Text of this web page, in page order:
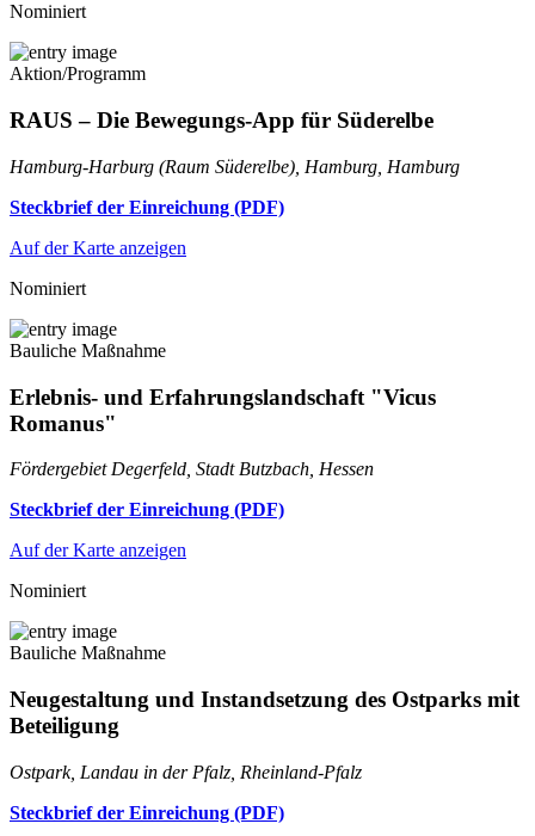
Nominiert
Aktion/Programm
RAUS – Die Bewegungs-App für Süderelbe
Hamburg-Harburg (Raum Süderelbe), Hamburg, Hamburg
Steckbrief der Einreichung (PDF)
Auf der Karte anzeigen
Nominiert
Bauliche Maßnahme
Erlebnis- und Erfahrungslandschaft "Vicus
Romanus"
Fördergebiet Degerfeld, Stadt Butzbach, Hessen
Steckbrief der Einreichung (PDF)
Auf der Karte anzeigen
Nominiert
Bauliche Maßnahme
Neugestaltung und Instandsetzung des Ostparks mit
Beteiligung
Ostpark, Landau in der Pfalz, Rheinland-Pfalz
Steckbrief der Einreichung (PDF)